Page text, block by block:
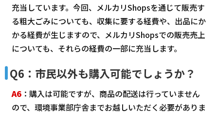
充当しています。今回、メルカリShopsを通じて販売す
る粗大ごみについても、収集に要する経費や、出品にか
かる経費が生じますので、メルカリShopsでの販売売上
についても、それらの経費の一部に充当します。
Q6：市民以外も購入可能でしょうか？
A6：購入は可能ですが、商品の配送は行っていません
ので、環境事業部庁舎までお越しいただく必要がありま